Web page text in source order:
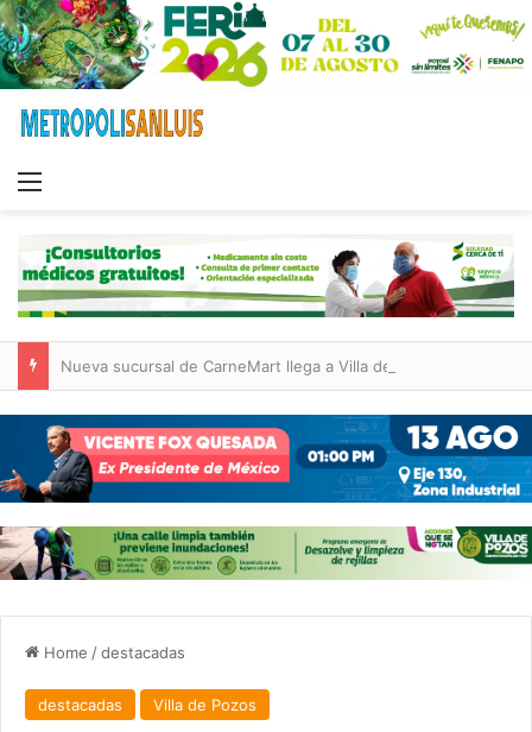
Home /destacadas
destacadas Villa de Pozos